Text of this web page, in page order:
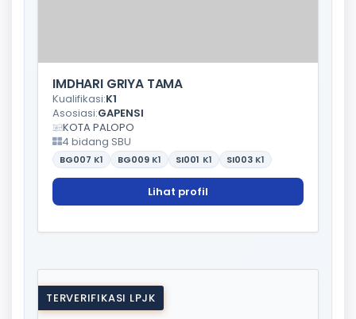
IMDHARI GRIYA TAMA
Kualifikasi:K1
Asosiasi:GAPENSI
KOTA PALOPO
4 bidang SBU
BG007 K1 BG009 K1 SI001 K1 SI003 K1
Lihat profil
TERVERIFIKASI LPJK